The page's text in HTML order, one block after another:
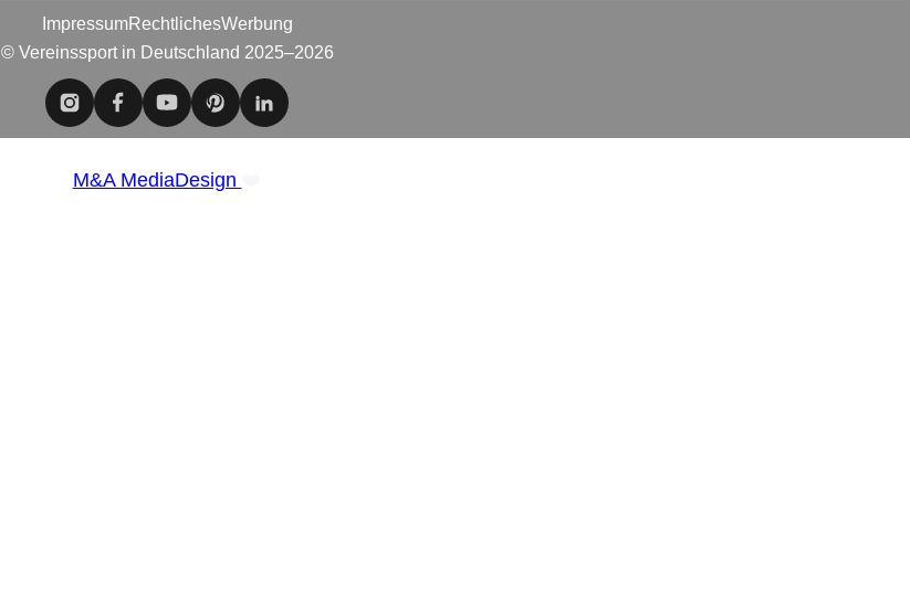
ImpressumRechtlichesWerbung
© Vereinssport in Deutschland 2025–2026
M&A MediaDesign